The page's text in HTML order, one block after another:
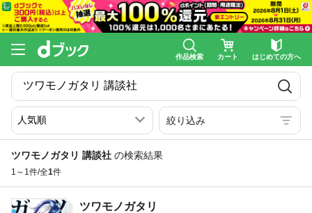
作品検索 カート はじめての方へ
絞り込み
ツワモノガタリ 講談社 の検索結果
1～1件/全1件
ツワモノガタリ